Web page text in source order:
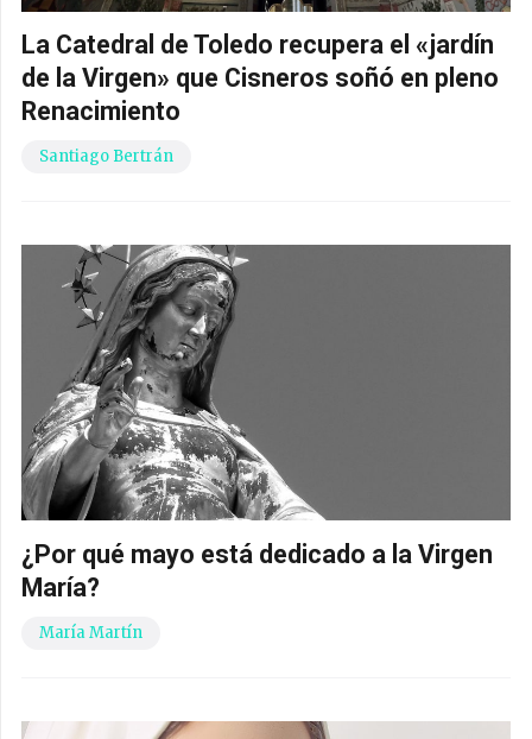
La Catedral de Toledo recupera el «jardín
de la Virgen» que Cisneros soñó en pleno
Renacimiento
Santiago Bertrán
¿Por qué mayo está dedicado a la Virgen
María?
María Martín